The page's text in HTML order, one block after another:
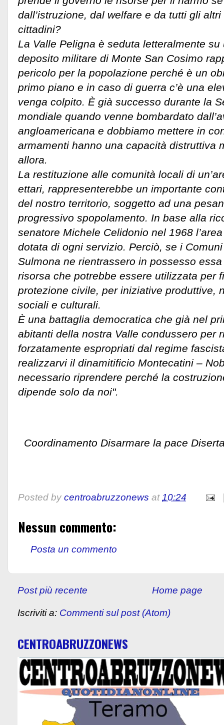
dall’istruzione, dal welfare e da tutti gli
cittadini?
La Valle Peligna è seduta letteralmente
deposito militare di Monte San Cosimo
pericolo per la popolazione perché è un
primo piano e in caso di guerra c’è una
venga colpito. È già successo durante la
mondiale quando venne bombardato
angloamericana e dobbiamo mettere in
armamenti hanno una capacità distruttiva
allora.
La restituzione alle comunità locali di
ettari, rappresenterebbe un importante
del nostro territorio, soggetto ad una
progressivo spopolamento. In base alla
senatore Michele Celidonio nel 1968
dotata di ogni servizio. Perciò, se i
Sulmona ne rientrassero in possesso
risorsa che potrebbe essere utilizzata per
protezione civile, per iniziative produttive,
sociali e culturali.
È una battaglia democratica che già nel
abitanti della nostra Valle condussero per
forzatamente espropriati dal regime
realizzarvi il dinamitificio Montecatini –
necessario riprendere perché la
dipende solo da
Coordinamento Disarmare la pace
Posted by centroabruzzonews at10:24
Nessun commento:
Posta un commento
Post più recente Home page
Iscriviti a: Commenti sul post (Atom)
CENTROABRUZZONEWS